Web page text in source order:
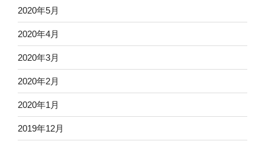
2020年5月
2020年4月
2020年3月
2020年2月
2020年1月
2019年12月